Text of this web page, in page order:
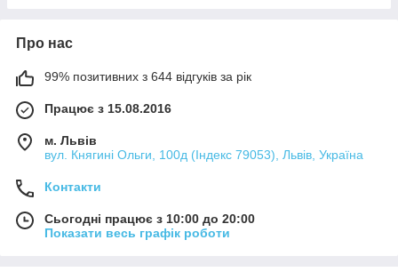
Про нас
99% позитивних з 644 відгуків за рік
Працює з 15.08.2016
м. Львів
вул. Княгині Ольги, 100д (Індекс 79053), Львів, Україна
Контакти
Сьогодні працює з 10:00 до 20:00
Показати весь графік роботи